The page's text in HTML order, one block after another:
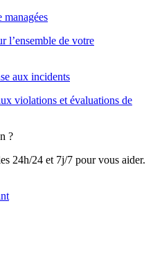
managées
l’ensemble de votre
aux incidents
violations et évaluations de
?
24h/24 et 7j/7 pour vous aider.